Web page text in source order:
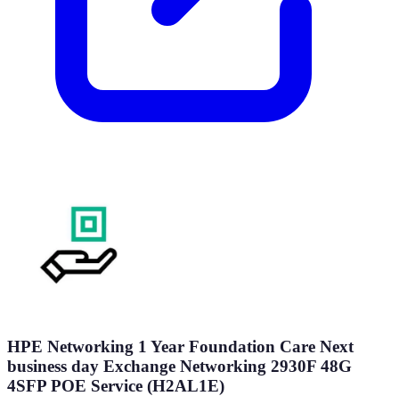
HPE Networking 1 Year Foundation Care Next
business day Exchange Networking 2930F 48G
4SFP POE Service (H2AL1E)